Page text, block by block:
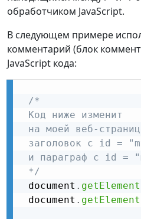
обработчиком JavaScript.
В следующем примере
комментарий (блок
JavaScript кода:
/*
Код ниже изменит
на моей веб-
заголовок с id =
и параграф с id =
*/
document .
document .